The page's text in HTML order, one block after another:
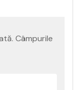
Câmpurile